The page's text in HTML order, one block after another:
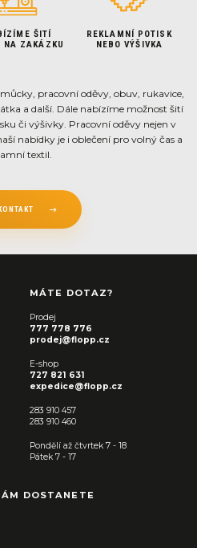
ŠITÍ
NA ZAKÁZKU
REKLAMNÍ POTISK
NEBO VÝŠIVKA
pracovní oděvy, obuv, rukavice,
a další. Dále nabízíme možnost šití
či výšivky. Pracovní oděvy nejen v
nabídky je i oblečení pro volný čas a
textil.
KONTAKT
MÁTE DOTAZ?
Prodej
777 778 776
prodej@flopp.cz
E-shop
727 821 631
expedice@flopp.cz
283 910 457
283 910 460
Pondělí až čtvrtek 7 - 18
Pátek 7 - 17
DOSTANETE